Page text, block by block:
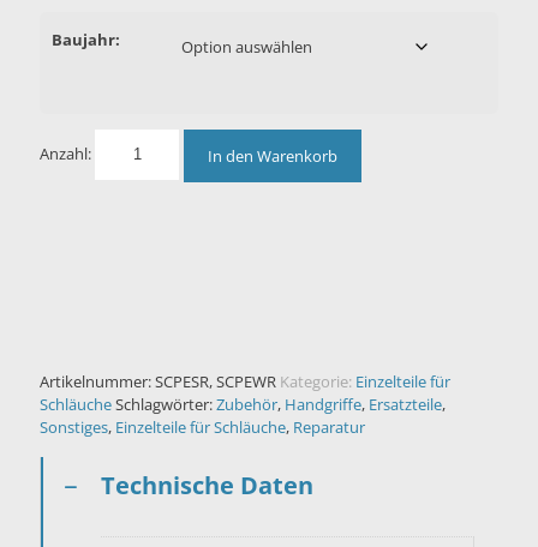
Baujahr:
Anzahl: In den Warenkorb
Artikelnummer:SCPESR, SCPEWR Kategorie: Einzelteile für
SchläucheSchlagwörter:Zubehör, Handgriffe, Ersatzteile,
Sonstiges, Einzelteile für Schläuche, Reparatur
Technische Daten